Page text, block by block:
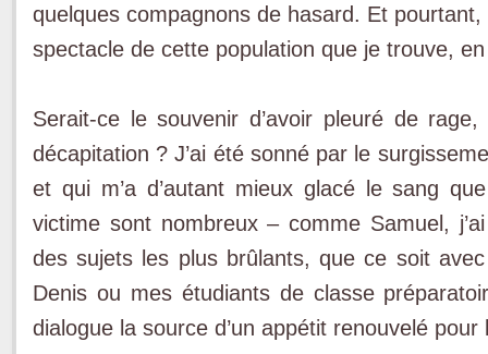
quelques compagnons de hasard. Et
spectacle de cette population que je trouve,
Serait-ce le souvenir d’avoir pleuré de
décapitation ? J’ai été sonné par le
et qui m’a d’autant mieux glacé le sang
victime sont nombreux – comme Samuel,
des sujets les plus brûlants, que ce soit
Denis ou mes étudiants de classe
dialogue la source d’un appétit renouvelé pour